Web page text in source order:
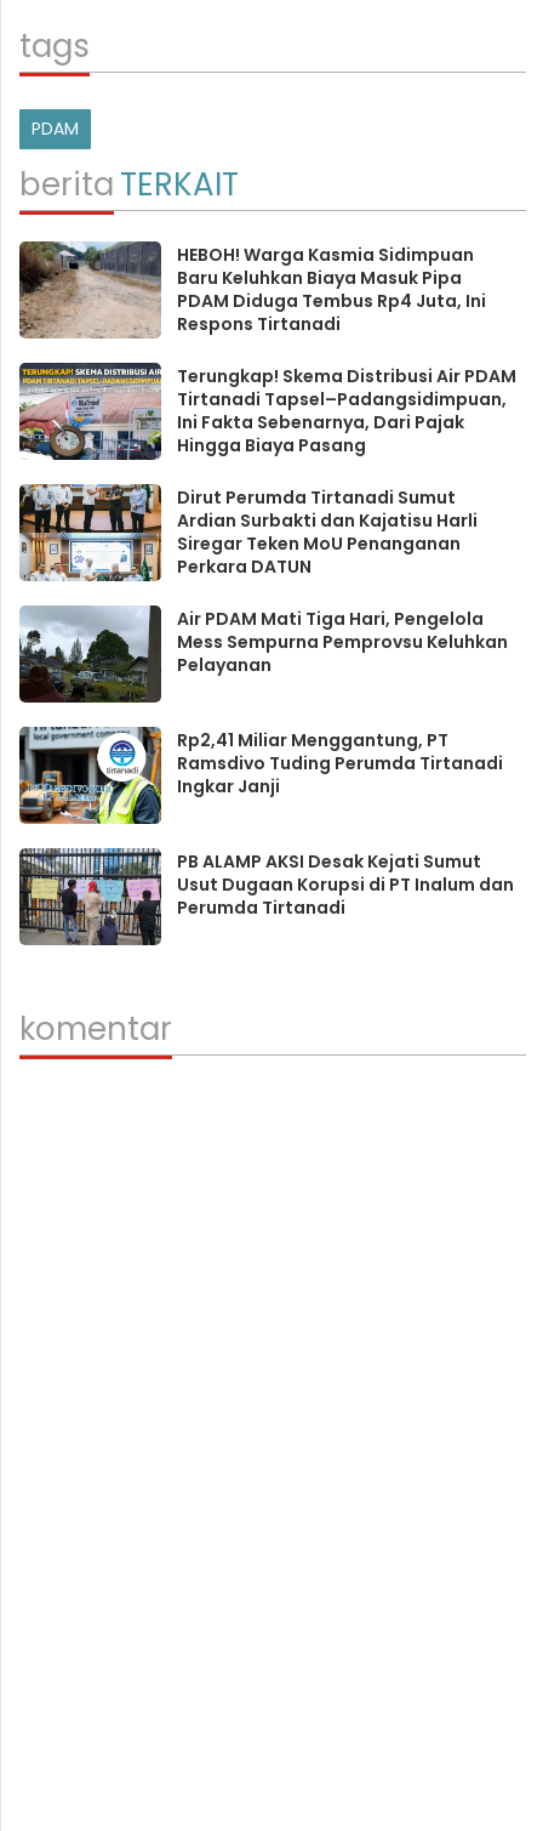
tags
PDAM
beritaTERKAIT
HEBOH! Warga Kasmia Sidimpuan
Baru Keluhkan Biaya Masuk Pipa
PDAM Diduga Tembus Rp4 Juta, Ini
Respons Tirtanadi
Terungkap! Skema Distribusi Air PDAM
Tirtanadi Tapsel–Padangsidimpuan,
Ini Fakta Sebenarnya, Dari Pajak
Hingga Biaya Pasang
Dirut Perumda Tirtanadi Sumut
Ardian Surbakti dan Kajatisu Harli
Siregar Teken MoU Penanganan
Perkara DATUN
Air PDAM Mati Tiga Hari, Pengelola
Mess Sempurna Pemprovsu Keluhkan
Pelayanan
Rp2,41 Miliar Menggantung, PT
Ramsdivo Tuding Perumda Tirtanadi
Ingkar Janji
PB ALAMP AKSI Desak Kejati Sumut
Usut Dugaan Korupsi di PT Inalum dan
Perumda Tirtanadi
komentar